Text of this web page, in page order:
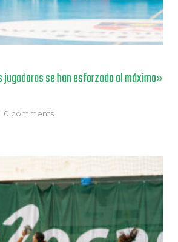
jugadoras se han esforzado al máximo»
0 comments